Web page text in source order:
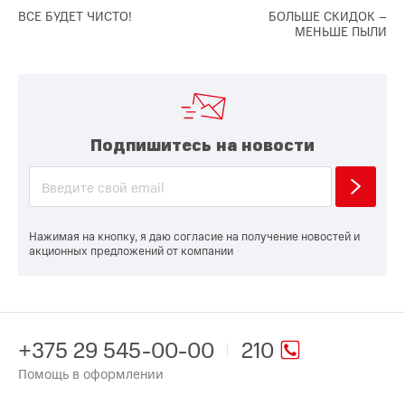
ВСЕ БУДЕТ ЧИСТО!
БОЛЬШЕ СКИДОК –
МЕНЬШЕ ПЫЛИ
Подпишитесь на новости
Нажимая на кнопку, я даю согласие на получение новостей и
акционных предложений от компании
210
+375 29 545-00-00
Помощь в оформлении